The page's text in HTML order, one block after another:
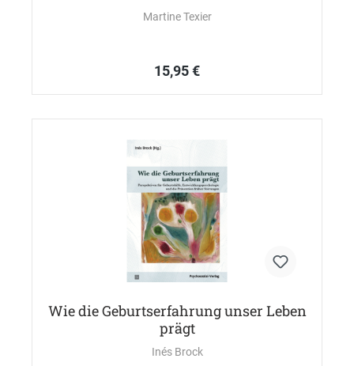
Martine Texier
15,95 €
Wie die Geburtserfahrung unser Leben
prägt
Inés Brock